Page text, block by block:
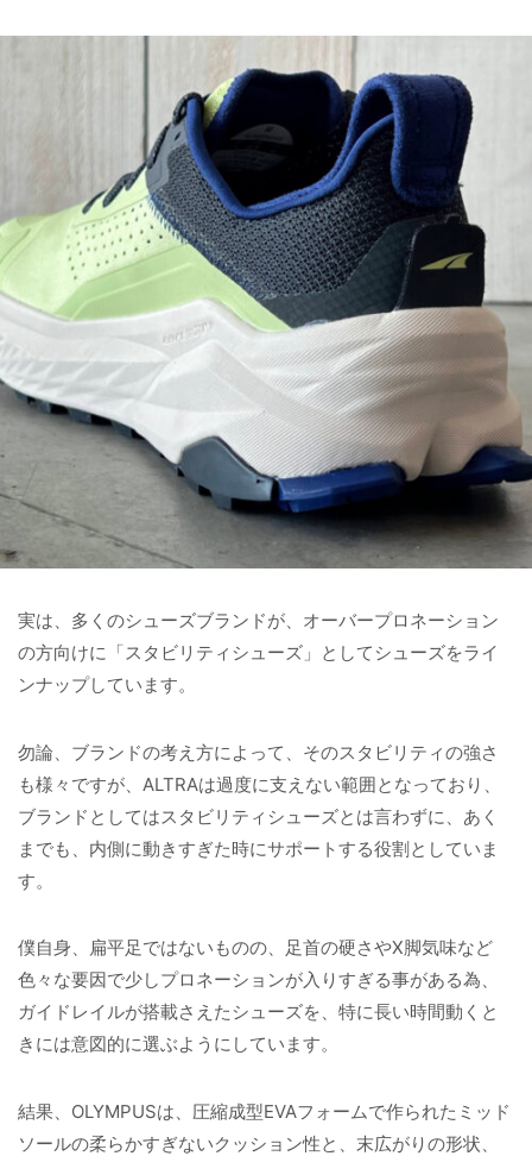
実は、多くのシューズブランドが、オーバープロネーション
の方向けに「スタビリティシューズ」としてシューズをライ
ンナップしています。
勿論、ブランドの考え方によって、そのスタビリティの強さ
も様々ですが、ALTRAは過度に支えない範囲となっており、
ブランドとしてはスタビリティシューズとは言わずに、あく
までも、内側に動きすぎた時にサポートする役割としていま
す。
僕自身、扁平足ではないものの、足首の硬さやX脚気味など
色々な要因で少しプロネーションが入りすぎる事がある為、
ガイドレイルが搭載さえたシューズを、特に長い時間動くと
きには意図的に選ぶようにしています。
結果、OLYMPUSは、圧縮成型EVAフォームで作られたミッド
ソールの柔らかすぎないクッション性と、末広がりの形状、